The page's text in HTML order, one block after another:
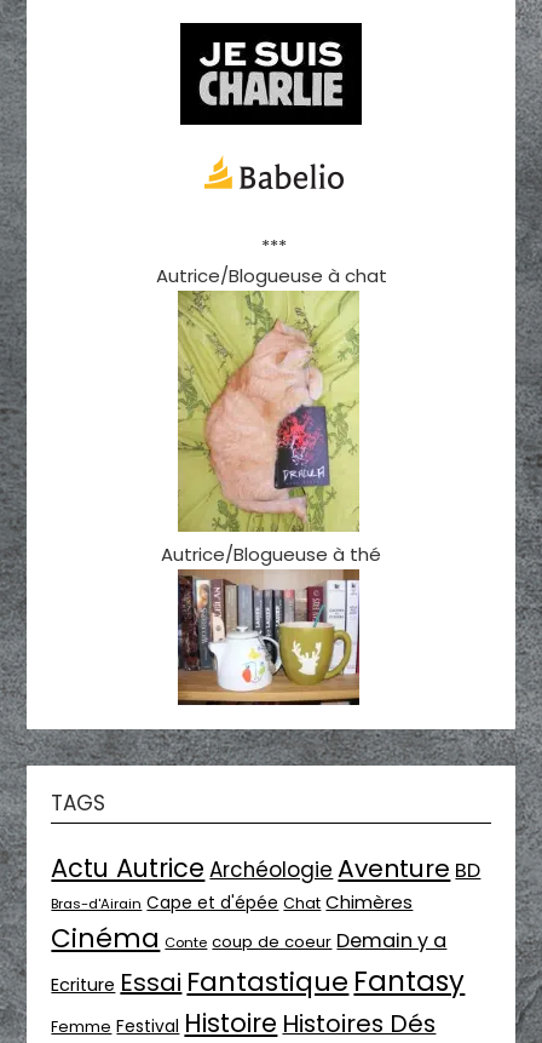
***
Autrice/Blogueuse à chat
Autrice/Blogueuse à thé
TAGS
Actu Autrice Archéologie Aventure BD
Bras-d'Airain Cape et d'épée Chat Chimères
Cinéma Conte coup de coeur Demain y a
Ecriture Essai Fantastique Fantasy
Femme Festival Histoire Histoires Dés